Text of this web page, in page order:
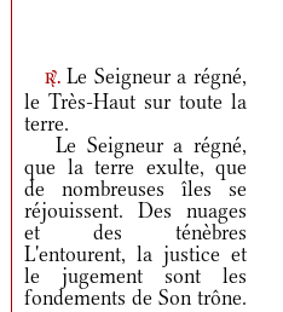
r.Le Seigneur a régné,
le Très-Haut sur toute la
terre.
Le Seigneur a régné,
que la terre exulte, que
de nombreuses îles se
réjouissent. Des nuages
et des ténèbres
L'entourent, la justice et
le jugement sont les
fondements de Son trône.